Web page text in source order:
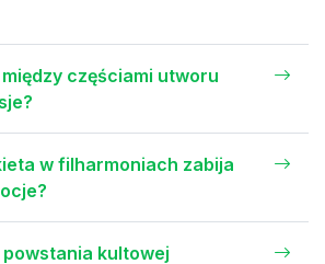
częściami utworu
w filharmoniach zabija
kultowej